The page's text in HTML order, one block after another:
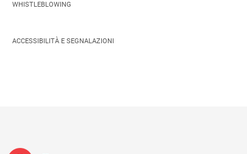
WHISTLEBLOWING
ACCESSIBILITÀ E SEGNALAZIONI